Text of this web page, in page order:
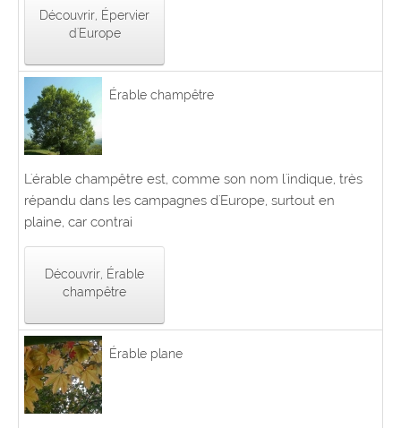
Découvrir, Épervier
d'Europe
Érable champêtre
L'érable champêtre est, comme son nom l'indique, très
répandu dans les campagnes d'Europe, surtout en
plaine, car contrai
Découvrir, Érable
champêtre
Érable plane